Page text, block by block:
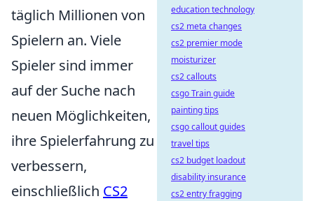
täglich Millionen von
Spielern an. Viele
Spieler sind immer
auf der Suche nach
neuen Möglichkeiten,
ihre Spielerfahrung zu
verbessern,
einschließlich CS2
education technology
cs2 meta changes
cs2 premier mode
moisturizer
cs2 callouts
csgo Train guide
painting tips
csgo callout guides
travel tips
cs2 budget loadout
disability insurance
cs2 entry fragging